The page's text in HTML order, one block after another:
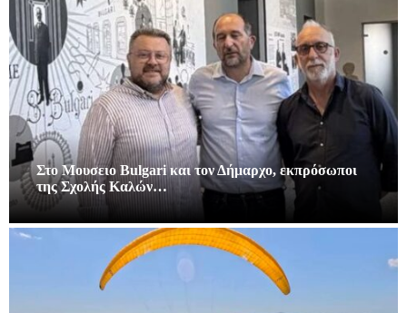
Στο Μουσειο Bulgari και τον Δήμαρχο, εκπρόσωποι
της Σχολής Καλών…